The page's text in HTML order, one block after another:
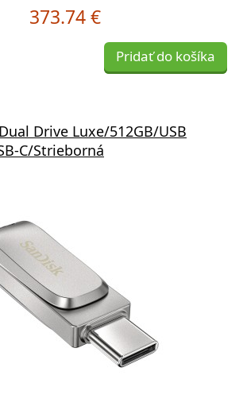
373.74 €
Pridať do košíka
Drive Luxe/512GB/USB
C/Strieborná